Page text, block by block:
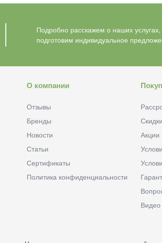
Подробно расскажем о наших
подготовим индивидуальное
О компании
Отзывы
Бренды
Новости
Статьи
Сертификаты
Политика конфиденциальности
Акции
Видео